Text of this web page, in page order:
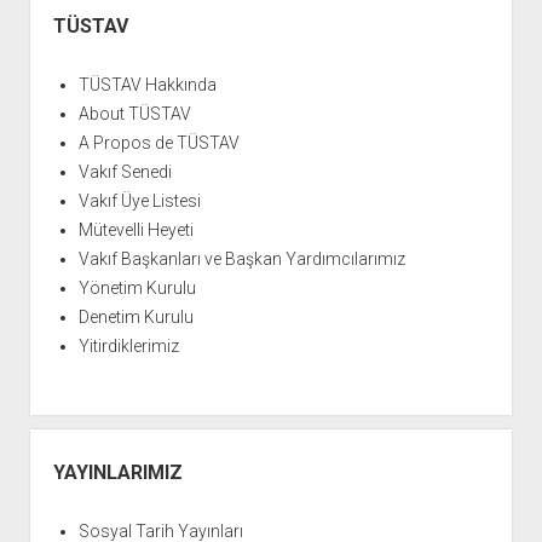
FİDEF KİTAPLIĞI
Menü
TÜSTAV
TÜSTAV Hakkında
About TÜSTAV
A Propos de TÜSTAV
Vakıf Senedi
Vakıf Üye Listesi
Mütevelli Heyeti
Vakıf Başkanları ve Başkan Yardımcılarımız
Yönetim Kurulu
Denetim Kurulu
Yitirdiklerimiz
YAYINLARIMIZ
Sosyal Tarih Yayınları